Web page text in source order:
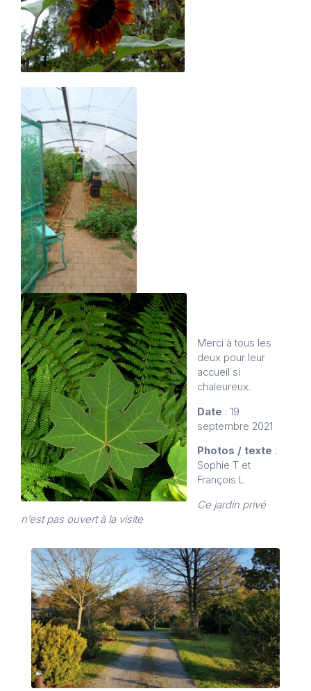
Merci à tous les
deux pour leur
accueil si
chaleureux.
Date : 19
septembre 2021
Photos / texte :
Sophie T et
François L
Ce jardin privé
n’est pas ouvert à la visite